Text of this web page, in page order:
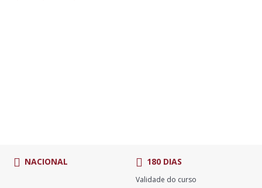
NACIONAL 180 DIAS
Validade do curso